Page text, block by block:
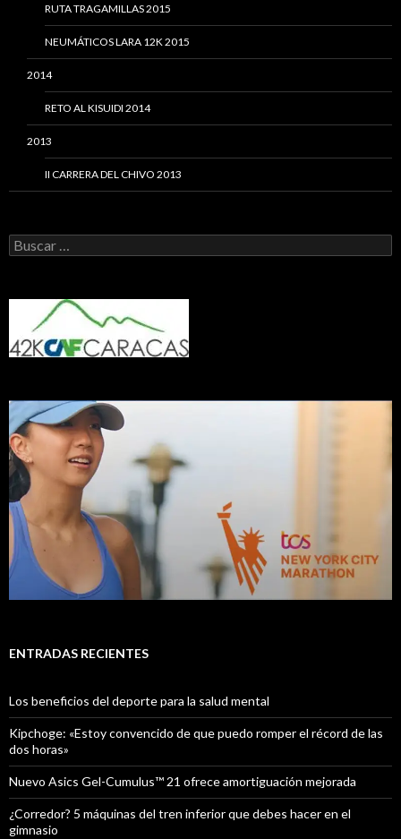
RUTA TRAGAMILLAS 2015
NEUMÁTICOS LARA 12K 2015
2014
RETO AL KISUIDI 2014
2013
II CARRERA DEL CHIVO 2013
Buscar:
ENTRADAS RECIENTES
Los beneficios del deporte para la salud mental
Kipchoge: «Estoy convencido de que puedo romper el récord de las
dos horas»
Nuevo Asics Gel-Cumulus™ 21 ofrece amortiguación mejorada
¿Corredor? 5 máquinas del tren inferior que debes hacer en el
gimnasio